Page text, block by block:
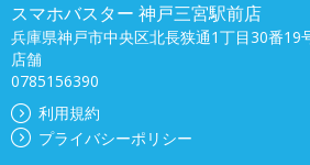
スマホバスター 神戸三宮駅前店
兵庫県神戸市中央区北長狭通1丁目30番19
店舗
0785156390
利用規約
プライバシーポリシー